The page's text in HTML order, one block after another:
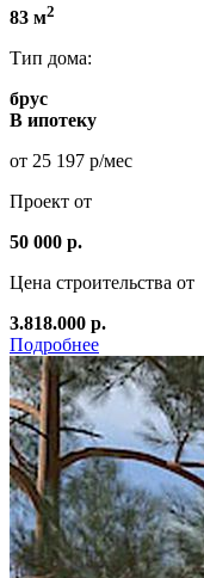
83 м2
Тип дома:
брус
В ипотеку
от 25 197 р/мес
Проект от
50 000 р.
Цена строительства от
3.818.000 р.
Подробнее